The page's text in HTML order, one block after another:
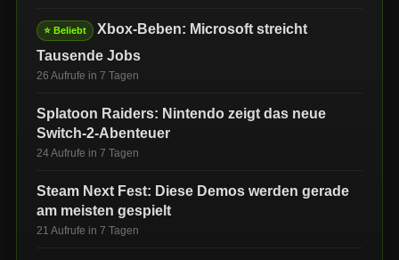
⭐ Beliebt
Xbox-Beben: Microsoft streicht
Tausende Jobs
26 Aufrufe in 7 Tagen
Splatoon Raiders: Nintendo zeigt das neue
Switch-2-Abenteuer
24 Aufrufe in 7 Tagen
Steam Next Fest: Diese Demos werden gerade
am meisten gespielt
21 Aufrufe in 7 Tagen